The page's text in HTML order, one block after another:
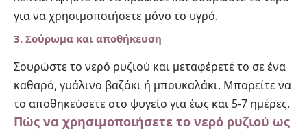
για να χρησιμοποιήσετε μόνο το υγρό.
3. Σούρωμα και αποθήκευση
Σουρώστε το νερό ρυζιού και μεταφέρετέ το σε ένα
καθαρό, γυάλινο βαζάκι ή μπουκαλάκι. Μπορείτε να
το αποθηκεύσετε στο ψυγείο για έως και 5-7 ημέρες.
Πώς να χρησιμοποιήσετε το νερό ρυζιού ως